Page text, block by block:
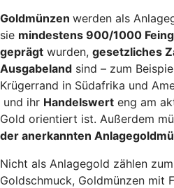
Goldmünzen werden als
sie mindestens 900/1000
geprägt wurden, gesetzliches
Ausgabeland sind – zum
Krügerrand in Südafrika und
und ihr Handelswert eng am
Gold orientiert ist. Außerdem
der anerkannten
Nicht als Anlagegold zählen
Goldschmuck, Goldmünzen mit